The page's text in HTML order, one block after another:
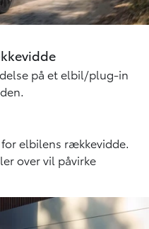
på et elbil/plug-in
elbilens rækkevidde.
over vil påvirke